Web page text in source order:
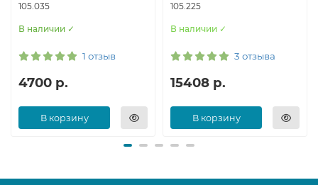
105.035
В наличии ✓
1 отзыв
4700 р.
В корзину
105.225
В наличии ✓
3 отзыва
15408 р.
В корзину